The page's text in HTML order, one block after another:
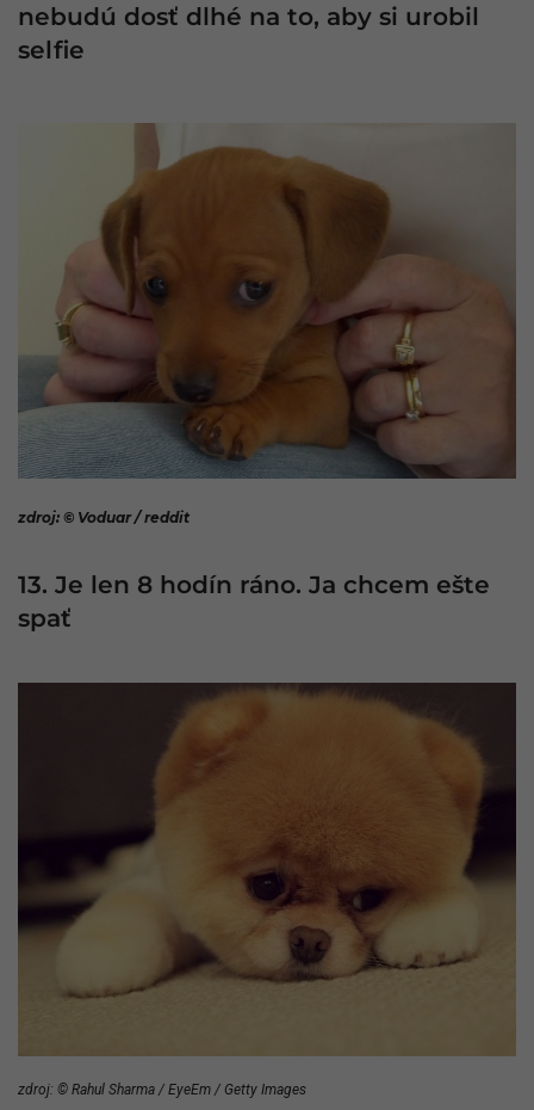
nebudú dosť dlhé na to, aby si urobil
selfie
zdroj: © Voduar / reddit
13. Je len 8 hodín ráno. Ja chcem ešte
spať
zdroj: © Rahul Sharma / EyeEm / Getty Images